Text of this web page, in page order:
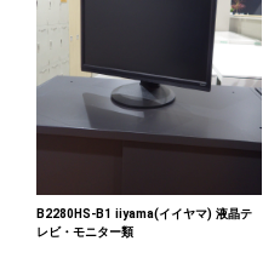
B2280HS-B1 iiyama(イイヤマ) 液晶テ
レビ・モニター類